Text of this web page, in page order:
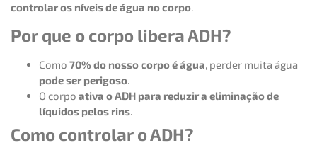
controlar os níveis de água no corpo.
Por que o corpo libera ADH?
Como 70% do nosso corpo é água , perder muita água
pode ser perigoso
O corpo ativa o ADH para reduzir a eliminação de
líquidos pelos rins
Como controlar o ADH?